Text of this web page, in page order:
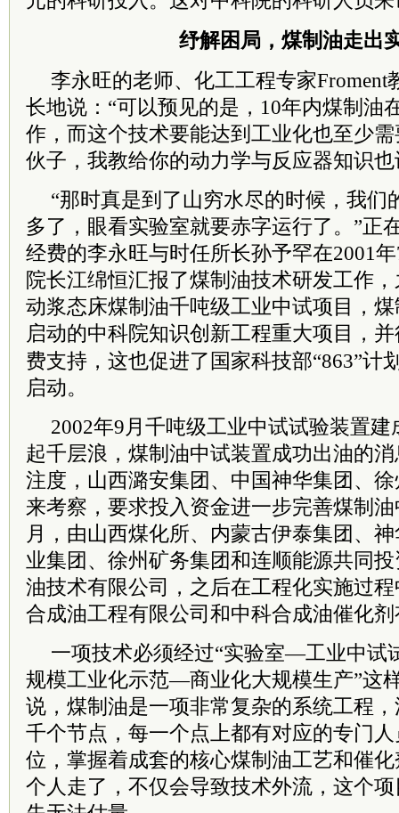
纾解困局，煤制油走出
李永旺的老师、化工工程专家Froment
长地说：“可以预见的是，10年内煤制油
作，而这个技术要能达到工业化也至少
伙子，我教给你的动力学与反应器知识
“那时真是到了山穷水尽的时候，我们
多了，眼看实验室就要赤字运行了。”正
经费的李永旺与时任所长孙予罕在2001
院长江绵恒汇报了煤制油技术研发工作
动浆态床煤制油千吨级工业中试项目，
启动的中科院知识创新工程重大项目，
费支持，这也促进了国家科技部“863”计
启动。
2002年9月千吨级工业中试试验装置
起千层浪，煤制油中试装置成功出油的
注度，山西潞安集团、中国神华集团、
来考察，要求投入资金进一步完善煤制
月，由山西煤化所、内蒙古伊泰集团、
业集团、徐州矿务集团和连顺能源共同
油技术有限公司，之后在工程化实施过
合成油工程有限公司和中科合成油催化
一项技术必须经过“实验室—工业中
规模工业化示范—商业化大规模生产”这
说，煤制油是一项非常复杂的系统工程
千个节点，每一个点上都有对应的专门
位，掌握着成套的核心煤制油工艺和催
个人走了，不仅会导致技术外流，这个